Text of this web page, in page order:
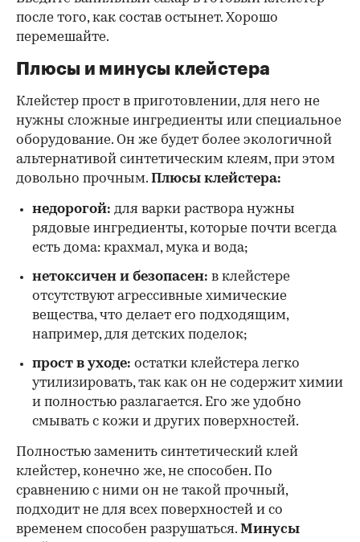
после того, как состав остынет. Хорошо
перемешайте.
Плюсы и минусы клейстера
Клейстер прост в приготовлении, для него не
нужны сложные ингредиенты или специальное
оборудование. Он же будет более экологичной
альтернативой синтетическим клеям, при этом
довольно прочным. Плюсы клейстера:
недорогой: для варки раствора нужны
рядовые ингредиенты, которые почти всегда
есть дома: крахмал, мука и вода;
нетоксичен и безопасен: в клейстере
отсутствуют агрессивные химические
вещества, что делает его подходящим,
например, для детских поделок;
прост в уходе: остатки клейстера легко
утилизировать, так как он не содержит химии
и полностью разлагается. Его же удобно
смывать с кожи и других поверхностей.
Полностью заменить синтетический клей
клейстер, конечно же, не способен. По
сравнению с ними он не такой прочный,
подходит не для всех поверхностей и со
временем способен разрушаться. Минусы